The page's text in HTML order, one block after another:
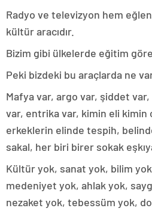
Radyo ve televizyon hem
kültür aracıdır.
Bizim gibi ülkelerde eğitim
Peki bizdeki bu araçlarda ne
Mafya var, argo var, şiddet
var, entrika var, kimin eli kimin
erkeklerin elinde tespih,
sakal, her biri birer sokak
Kültür yok, sanat yok, bilim
medeniyet yok, ahlak yok,
nezaket yok, tebessüm yok,